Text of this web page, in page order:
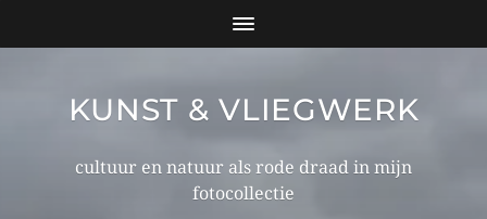
KUNST & VLIEGWERK
cultuur en natuur als rode draad in mijn
fotocollectie